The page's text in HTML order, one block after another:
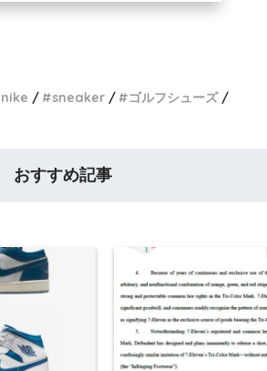
nike sneaker
ゴルフシューズ
おすすめ記事